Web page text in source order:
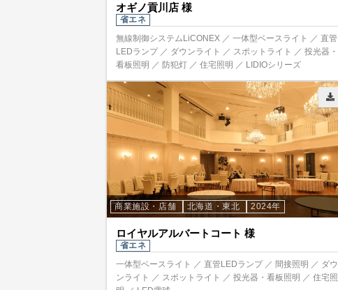
オギノ貢川店 様
省エネ
無線制御システムLiCONEX ／ 一体型ベースライト ／ 直管
LEDランプ ／ ダウンライト ／ スポットライト ／ 投光器・
看板照明 ／ 防犯灯 ／ 住宅照明 ／ LIDIOシリーズ
商業施設・店舗 北海道・東北 2024年
ロイヤルアルバートコート 様
省エネ
一体型ベースライト ／ 直管LEDランプ ／ 間接照明 ／ ダウ
ンライト ／ スポットライト ／ 投光器・看板照明 ／ 住宅照